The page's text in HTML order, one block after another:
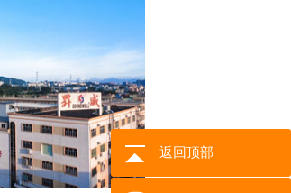
返回顶部